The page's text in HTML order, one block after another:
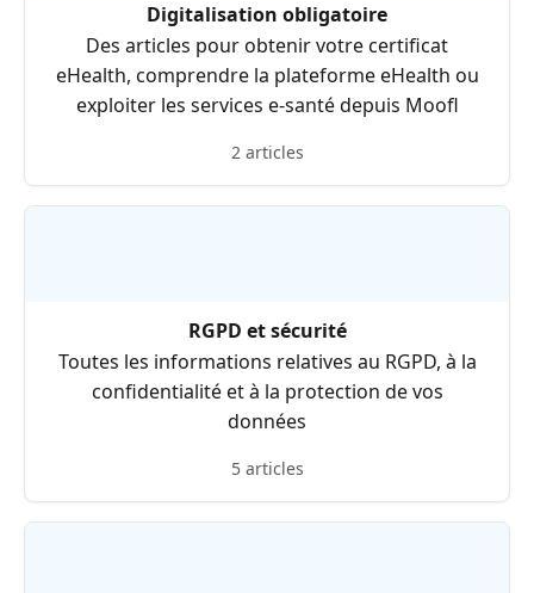
Digitalisation obligatoire
Des articles pour obtenir votre certificat
eHealth, comprendre la plateforme eHealth ou
exploiter les services e-santé depuis Moofl
2 articles
RGPD et sécurité
Toutes les informations relatives au RGPD, à la
confidentialité et à la protection de vos
données
5 articles